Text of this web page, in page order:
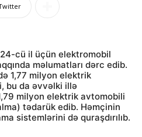
cü il üçün elektromobil
məlumatları dərc edib.
1,77 milyon elektrik
bu da əvvəlki illə
milyon elektrik avtomobili
tədarük edib. Həmçinin
sistemlərini də quraşdırılıb.